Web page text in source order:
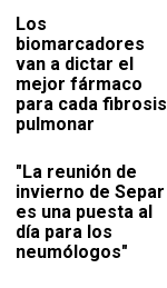
Los
biomarcadores
van a dictar el
mejor fármaco
para cada fibrosis
pulmonar
"La reunión de
invierno de Separ
es una puesta al
día para los
neumólogos"